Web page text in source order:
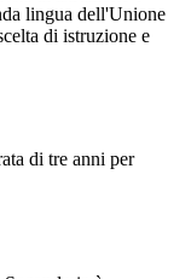
lingua dell'Unione
di istruzione e
di tre anni per